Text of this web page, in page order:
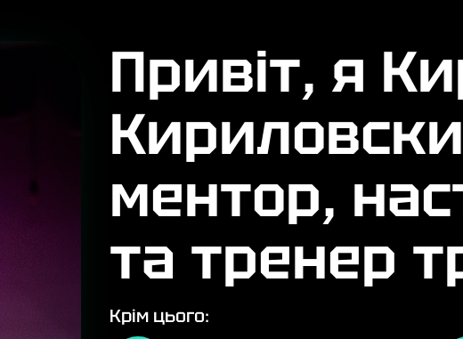
Привіт, я
ментор,
та тренер
Крім цього: